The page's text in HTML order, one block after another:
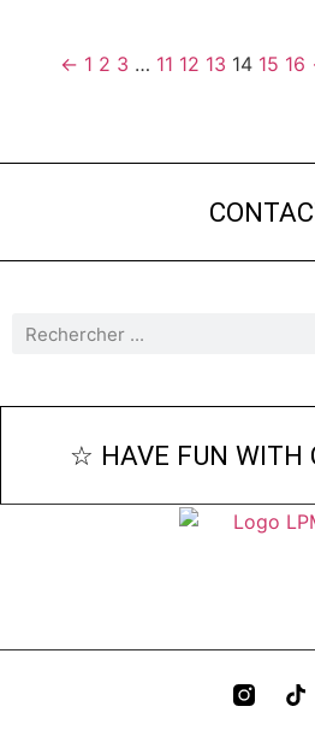
← 1 2 3 … 11 12 13 14 15 16
☆ HAVE FUN WITH